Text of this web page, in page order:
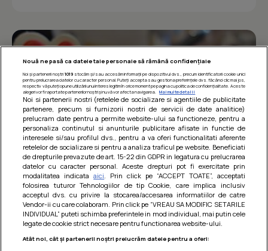
Barcute din vinete cu arpagic rosu
Un deliciu usor de preparat!
Nouă ne pasă ca datele tale personale să rămână confidențiale
Noi și partenerii noștri 1019stocăm și/sau accesăm informații pe dispozitivul dvs., precum identificatorii cookie unici
pentru prelucrarea datelor cu caracter personal. Puteți accepta sau gestiona preferințele dvs. făcând clic mai jos,
respectiv vă puteți opune utilizării unui interes legitim în orice moment pe pagina cu politica de confidențialitate. Aceste
alegeri vor fi raportate partenerilor noștri și nu vă vor afecta navigarea.
Mai multe detalii
Noi si partenerii nostri (retelele de socializare si agentiile de publicitate
partenere, precum si furnizorii nostri de servicii de date analitice)
prelucram date pentru a permite website-ului sa functioneze, pentru a
personaliza continutul si anunturile publicitare afisate in functie de
interesele si/sau profilul dvs., pentru a va oferi functionalitati aferente
retelelor de socializare si pentru a analiza traficul pe website. Beneficiati
de drepturile prevazute de art. 15-22 din GDPR in legatura cu prelucrarea
datelor cu caracter personal. Aceste drepturi pot fi exercitate prin
modalitatea indicataaici . Prin click pe “ACCEPT TOATE”, acceptati
folosirea tuturor Tehnologiilor de tip Cookie, care implica inclusiv
acceptul dvs. cu privire la stocarea/accesarea informatiilor de catre
Vendor-ii cu care colaboram. Prin click pe “VREAU SA MODIFIC SETARILE
INDIVIDUAL” puteti schimba preferintele in mod individual, mai putin cele
legate de cookie strict necesare pentru functionarea website-ului.
Atât noi, cât și partenerii noștri prelucrăm datele pentru a oferi: